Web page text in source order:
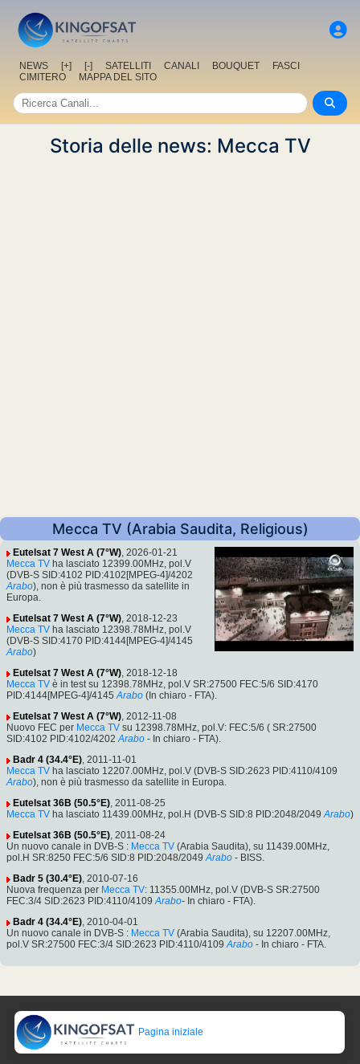
NEWS [+] [-] SATELLITI CANALI BOUQUET
FASCI
CIMITERO
MAPPA DEL SITO
Storia delle news: Mecca TV
Mecca TV (Arabia Saudita, Religious)
Eutelsat 7 West A (7°W), 2026-01-21
Mecca TV ha lasciato 12399.00MHz, pol.V
(DVB-S SID:4102 PID:4102[MPEG-4]/4202
Arabo), non è più trasmesso da satellite in
Europa.
Eutelsat 7 West A (7°W), 2018-12-23
Mecca TV ha lasciato 12398.78MHz, pol.V
(DVB-S SID:4170 PID:4144[MPEG-4]/4145
Arabo)
Eutelsat 7 West A (7°W), 2018-12-18
Mecca TV è in test su 12398.78MHz, pol.V SR:27500 FEC:5/6 SID:4170
PID:4144[MPEG-4]/4145 Arabo (In chiaro - FTA).
Eutelsat 7 West A (7°W), 2012-11-08
Nuovo FEC per Mecca TV su 12398.78MHz, pol.V: FEC:5/6 ( SR:27500
SID:4102 PID:4102/4202 Arabo - In chiaro - FTA).
Badr 4 (34.4°E), 2011-11-01
Mecca TV ha lasciato 12207.00MHz, pol.V (DVB-S SID:2623 PID:4110/4109
Arabo), non è più trasmesso da satellite in Europa.
Eutelsat 36B (50.5°E), 2011-08-25
Mecca TV ha lasciato 11439.00MHz, pol.H (DVB-S SID:8 PID:2048/2049 Arabo)
Eutelsat 36B (50.5°E), 2011-08-24
Un nuovo canale in DVB-S : Mecca TV (Arabia Saudita), su 11439.00MHz,
pol.H SR:8250 FEC:5/6 SID:8 PID:2048/2049 Arabo - BISS.
Badr 5 (30.4°E), 2010-07-16
Nuova frequenza per Mecca TV: 11355.00MHz, pol.V (DVB-S SR:27500
FEC:3/4 SID:2623 PID:4110/4109 Arabo- In chiaro - FTA).
Badr 4 (34.4°E), 2010-04-01
Un nuovo canale in DVB-S : Mecca TV (Arabia Saudita), su 12207.00MHz,
pol.V SR:27500 FEC:3/4 SID:2623 PID:4110/4109 Arabo - In chiaro - FTA.
Pagina iniziale